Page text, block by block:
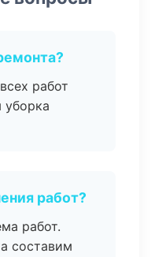
работ
уборка
работ?
работ.
составим